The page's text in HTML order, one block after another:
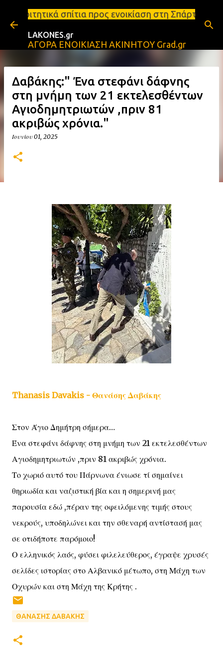
Μετάβαση στο κύριο περιεχόμενο
προς ενοικίαση στη Σπάρτη Ενοικιάσεις
LAKONES.gr
ΑΓΟΡΑ ΕΝΟΙΚΙΑΣΗ ΑΚΙΝΗΤΟΥ Grad.gr
Δαβάκης:" Ένα στεφάνι δάφνης
στη μνήμη των 21 εκτελεσθέντων
Αγιοδημητριωτών ,πριν 81
ακριβώς χρόνια."
Ιουνίου 01, 2025
Thanasis Davakis - Θανάσης Δαβάκης
Στον Άγιο Δημήτρη σήμερα…
Ένα στεφάνι δάφνης στη μνήμη των 21 εκτελεσθέντων
Αγιοδημητριωτών ,πριν 81 ακριβώς χρόνια.
Το χωριό αυτό του Πάρνωνα ένιωσε τί σημαίνει
θηριωδία και ναζιστική βία και η σημερινή μας
παρουσία εδώ ,πέραν της οφειλόμενης τιμής στους
νεκρούς, υποδηλώνει και την σθεναρή αντίστασή μας
σε οτιδήποτε παρόμοιο!
Ο ελληνικός λαός, φύσει φιλελεύθερος, έγραψε χρυσές
σελίδες ιστορίας στο Αλβανικό μέτωπο, στη Μάχη των
Οχυρών και στη Μάχη της Κρήτης .
ΘΑΝΑΣΗΣ ΔΑΒΑΚΗΣ